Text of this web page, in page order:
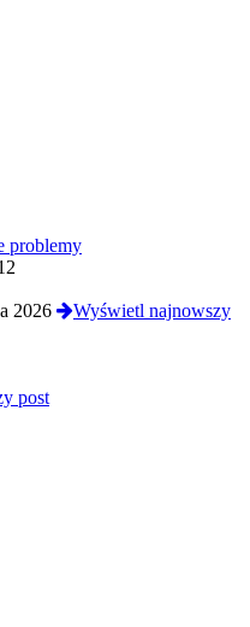
problemy
2026
Wyświetl najnowszy
post